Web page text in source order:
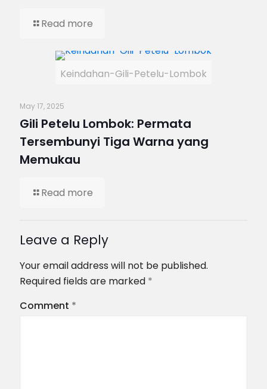
Read more
Keindahan-Gili-Petelu-Lombok
May 17, 2025
Gili Petelu Lombok: Permata
Tersembunyi Tiga Warna yang
Memukau
Read more
Leave a Reply
Your email address will not be published.
Required fields are marked *
Comment *